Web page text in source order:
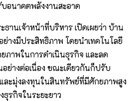
อนาคตพลังงานสะอาด
ธานเจ้าหน้าที่บริหาร เปิดเผยว่า บ้าน
างมีประสิทธิภาพ โดยนำเทคโนโลยี
ภาพในการดำเนินธุรกิจ และลด
ย่างต่อเนื่อง ขณะเดียวกันก็ปรับ
ละมุ่งลงทุนในสินทรัพย์ที่มีศักยภาพสูง
ธุรกิจในระยะยาว